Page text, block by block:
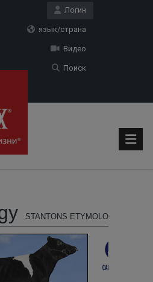
Логин
язык/страна
Видео
Поиск